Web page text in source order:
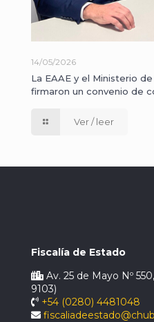
14/05/2026
La EAAE y el Ministerio
firmaron un convenio de
Ver / leer
Fiscalía de Estado
Av. 25 de Mayo Nº
9103)
+54 (0280) 4481048